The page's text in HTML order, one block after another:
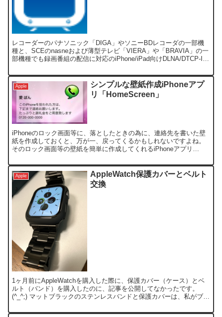
レコーダーのパナソニック「DIGA」やソニーBDレコーダの一部機
種と、SCEのnasneおよび薄型テレビ「VIERA」や「BRAVIA」の一
部機種でも録画番組の配信に対応のiPhone/iPad向けDLNA/DTCP-IP
Apple
シンプルな壁紙作成iPhoneアプ
リ「HomeScreen」
iPhoneのロック画面等に、落としたときの為に、連絡先を書いた壁
紙を作成しておくと、万が一、戻ってくるかもしれないですよね。
そのロック画面等の壁紙を簡単に作成してくれるiPhoneアプリ
Apple
AppleWatch保護カバーとベルト
交換
1ヶ月前にAppleWatchを購入した際に、保護カバー（ケース）とベ
ルト（バンド）を購入したのに、記事を公開してなかったです。
(^_^;) マットブラックのステンレスバンドと保護カバーは、私がブラ